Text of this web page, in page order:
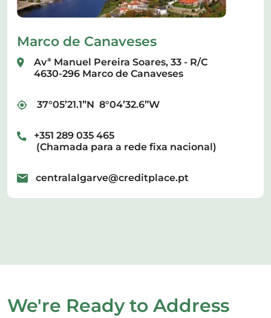
Marco de Canaveses
Avª Manuel Pereira Soares, 33 - R/C
4630-296 Marco de Canaveses
37°05’21.1”N 8°04’32.6”W
+351 289 035 465
(Chamada para a rede fixa nacional)
centralalgarve@creditplace.pt
We're Ready to Address